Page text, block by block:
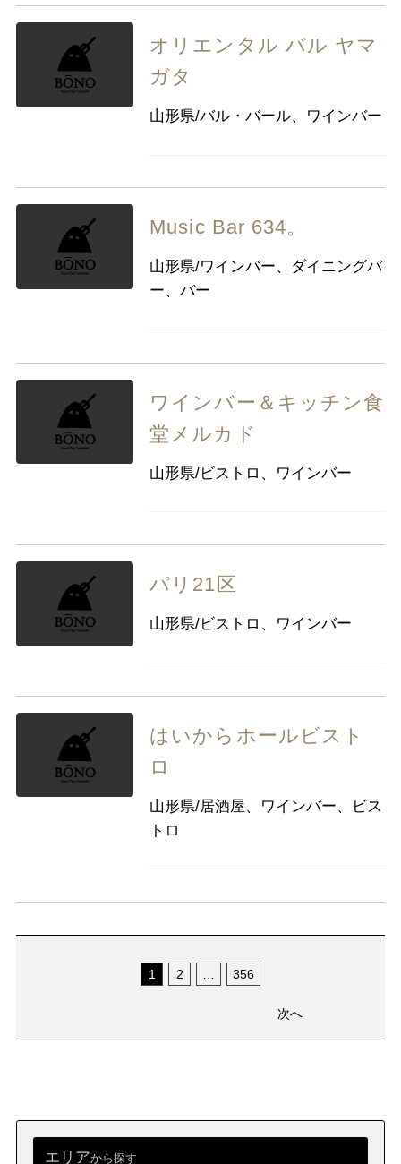
エリアから探す
オリエンタル バル ヤマ
ガタ
山形県/バル・バール、ワインバー
Music Bar 634。
山形県/ワインバー、ダイニングバ
ー、バー
ワインバー＆キッチン食
堂メルカド
山形県/ビストロ、ワインバー
パリ21区
山形県/ビストロ、ワインバー
はいからホールビスト
ロ
山形県/居酒屋、ワインバー、ビス
トロ
1 2 356
次へ